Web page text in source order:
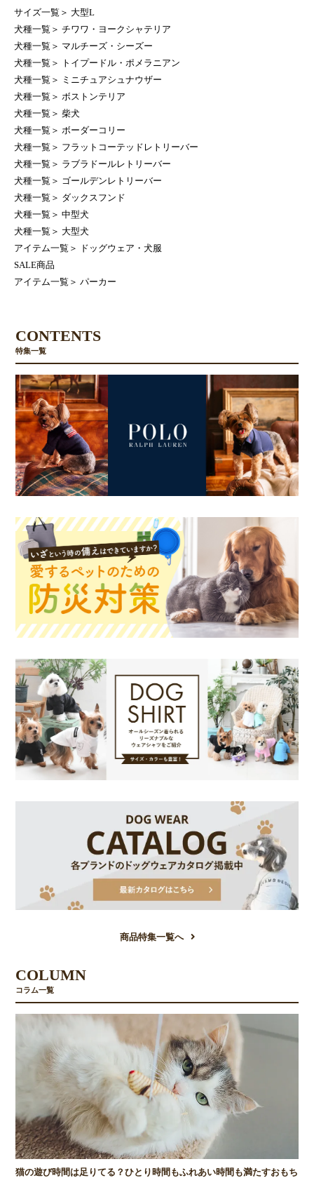
サイズ一覧 ＞ 大型L
犬種一覧 ＞ チワワ・ヨークシャテリア
犬種一覧 ＞ マルチーズ・シーズー
犬種一覧 ＞
トイプードル・ポメラニアン
犬種一覧 ＞
ミニチュアシュナウザー
犬種一覧 ＞ ボストンテリア
犬種一覧 ＞ 柴犬
犬種一覧 ＞ ボーダーコリー
犬種一覧 ＞ フラットコーテッドレトリーバー
犬種一覧 ＞ ラブラドールレトリーバー
犬種一覧 ＞ ゴールデンレトリーバー
犬種一覧 ＞ ダックスフンド
犬種一覧 ＞ 中型犬
犬種一覧 ＞ 大型犬
アイテム一覧 ＞
ドッグウェア・犬服
SALE商品
アイテム一覧 ＞ パーカー
CONTENTS
特集一覧
商品特集一覧へ
COLUMN
コラム一覧
猫の遊び時間は足りてる？ひとり時間もふれあい時間も満たすおもち